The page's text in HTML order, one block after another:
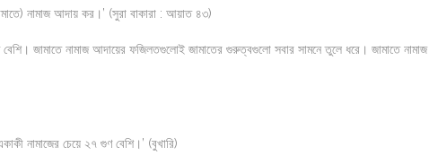
নামাজ আদায় কর।’ (সুরা বাকারা : আয়াত ৪৩)
জামাতে নামাজ আদায়ের ফজিলতগুলোই জামাতের গুরুত্বগুলো সবার সামনে তুলে ধরে। জামাতে
নামাজের চেয়ে ২৭ গুণ বেশি।’ (বুখারি)